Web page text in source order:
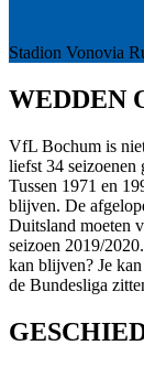
Stadion Vonovia
WEDDEN
VfL Bochum is
liefst 34 seizoenen
Tussen 1971 en
blijven. De
Duitsland moeten
seizoen 2019/
kan blijven? Je
de Bundesliga